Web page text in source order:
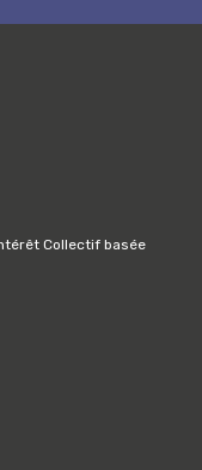
Collectif basée